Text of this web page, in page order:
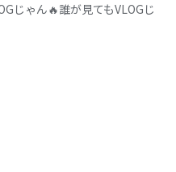
じゃん🔥誰が見てもVLOGじ